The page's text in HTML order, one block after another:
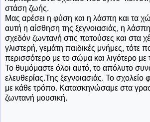
στάση ζωής.
Μας αρέσει η φύση και η λάσπη και τα
αυτή η αίσθηση της ξεγνοιασιάς, η
σχεδόν ζωντανή στις πατούσες και στα
γλιστερή, γεμάτη παιδικές μνήμες, τότε
περισσότερο με το σώμα και λιγότερο με
Το θυμόμαστε όλοι αυτό, το απόλυτο
ελευθερίας.Της ξεγνοιασιάς. Το σχολείο
με κάθε τρόπο. Κατασκηνώσαμε στα
ζωντανή μουσική.